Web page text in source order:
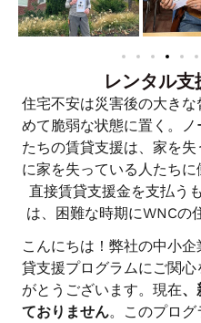
レンタル
住宅不安は災害後の大き
めて脆弱な状態に置く。
たちの賃貸支援は、家を
に家を失っている人たち
直接賃貸支援金を支払う
は、困難な時期にWNCの
こんにちは！弊社の中小
貸支援プログラムにご関
がとうございます。現在、
ておりません。このプロ